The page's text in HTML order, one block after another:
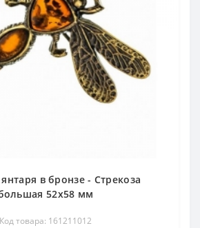
в бронзе - Стрекоза
52х58 мм
Код товара: 161211012